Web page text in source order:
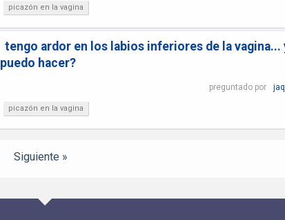
picazón en la vagina
tengo ardor en los labios inferiores de la vagina...
puedo hacer?
preguntado por
picazón en la vagina
Siguiente »